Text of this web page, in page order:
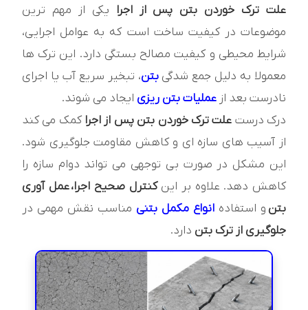
علت ترک خوردن بتن پس از اجرا یکی از مهم ترین
موضوعات در کیفیت ساخت است که به عوامل اجرایی،
شرایط محیطی و کیفیت مصالح بستگی دارد. این ترک ها
معمولا به دلیل جمع شدگیبتن، تبخیر سریع آب یا اجرای
نادرست بعد از عملیات بتن ریزی ایجاد می شوند.
درک درست علت ترک خوردن بتن پس از اجراکمک می کند
از آسیب های سازه ای و کاهش مقاومت جلوگیری شود.
این مشکل در صورت بی توجهی می تواند دوام سازه را
کاهش دهد. علاوه بر این کنترل صحیح اجرا،عمل آوری
بتن و استفاده انواع مکمل بتنی مناسب نقش مهمی در
جلوگیری از ترک بتن دارد.